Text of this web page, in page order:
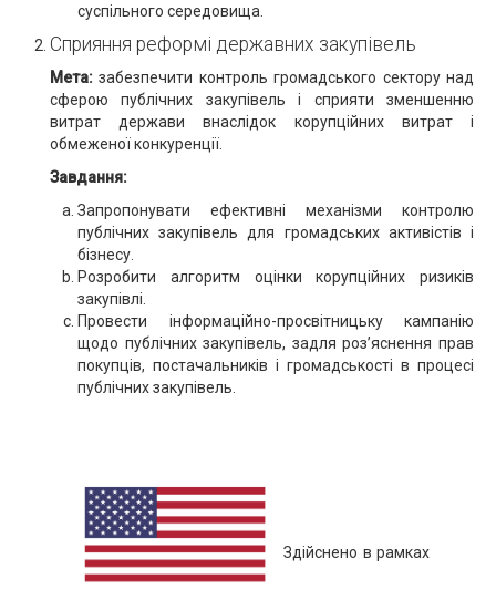
суспільного середовища.
Сприяння реформі державних закупівель
Мета: забезпечити контроль громадського сектору над
сферою публічних закупівель і сприяти зменшенню
витрат держави внаслідок корупційних витрат і
обмеженої конкуренції.
Завдання:
Запропонувати ефективні механізми контролю
публічних закупівель для громадських активістів і
бізнесу.
Розробити алгоритм оцінки корупційних ризиків
закупівлі.
Провести інформаційно-просвітницьку кампанію
щодо публічних закупівель, задля роз’яснення прав
покупців, постачальників і громадськості в процесі
публічних закупівель.
Здійснено в рамках